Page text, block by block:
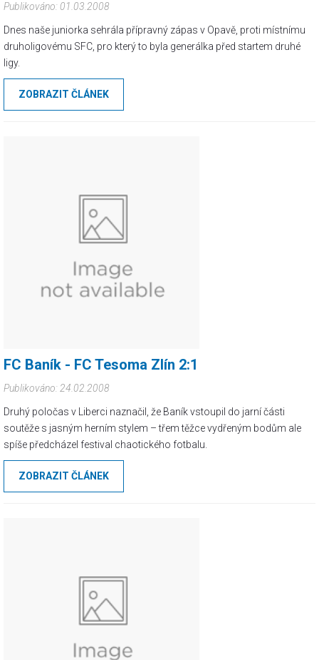
Publikováno: 01.03.2008
Dnes naše juniorka sehrála přípravný zápas v Opavě, proti místnímu
druholigovému SFC, pro který to byla generálka před startem druhé
ligy.
ZOBRAZIT ČLÁNEK
FC Baník - FC Tesoma Zlín 2:1
Publikováno: 24.02.2008
Druhý poločas v Liberci naznačil, že Baník vstoupil do jarní části
soutěže s jasným herním stylem – třem těžce vydřeným bodům ale
spíše předcházel festival chaotického fotbalu.
ZOBRAZIT ČLÁNEK